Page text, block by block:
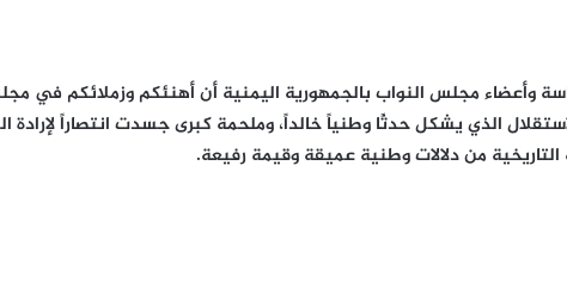
وأعضاء مجلس النواب بالجمهورية اليمنية أن أهنئكم وزملائكم في
الذي يشكل حدثًا وطنياً خالداً، وملحمة كبرى جسدت انتصاراً
من دلالات وطنية عميقة وقيمة رفيعة.